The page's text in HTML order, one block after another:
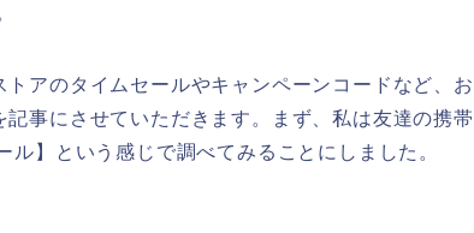
アのタイムセールやキャンペーンコードなど、お
事にさせていただきます。まず、私は友達の携帯
】という感じで調べてみることにしました。